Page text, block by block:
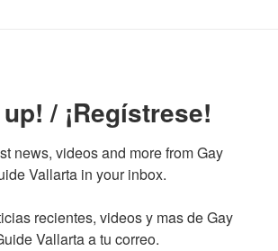
/ ¡Regístrese!
news, videos and more from Gay
Vallarta in your inbox.
recientes, videos y mas de Gay
Vallarta a tu correo.